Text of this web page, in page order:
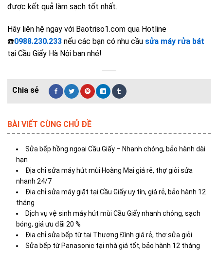
được kết quả làm sạch tốt nhất.
Hãy liên hệ ngay với Baotriso1.com qua Hotline
☎️0988.230.233 nếu các bạn có nhu cầu sửa máy rửa bát
tại Cầu Giấy Hà Nội bạn nhé!
BÀI VIẾT CÙNG CHỦ ĐỀ
Sửa bếp hồng ngoại Cầu Giấy – Nhanh chóng, bảo hành dài
hạn
Địa chỉ sửa máy hút mùi Hoàng Mai giá rẻ, thợ giỏi sửa
nhanh 24/7
Địa chỉ sửa máy giặt tại Cầu Giấy uy tín, giá rẻ, bảo hành 12
tháng
Dịch vụ vệ sinh máy hút mùi Cầu Giấy nhanh chóng, sạch
bóng, giá ưu đãi 20 %
Địa chỉ sửa bếp từ tại Thượng Đình giá rẻ, thợ sửa giỏi
Sửa bếp từ Panasonic tại nhà giá tốt, bảo hành 12 tháng